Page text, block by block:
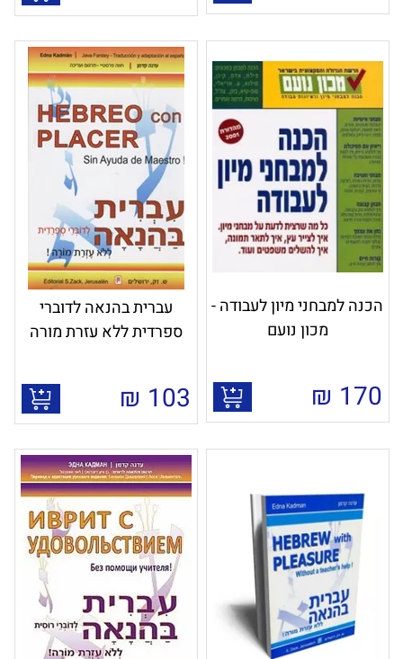
הכנה למבחני מיון לעבודה -
מכון נועם
170
₪
עברית בהנאה לדוברי
ספרדית ללא עזרת מורה
103
₪